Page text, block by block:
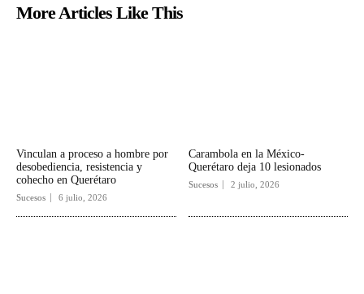
More Articles Like This
Vinculan a proceso a hombre por
desobediencia, resistencia y
cohecho en Querétaro
Sucesos 6 julio, 2026
Carambola en la México-
Querétaro deja 10 lesionados
Sucesos 2 julio, 2026